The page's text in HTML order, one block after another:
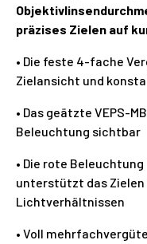
präzises Zielen auf
• Die feste 4-fache
Zielansicht und
• Das geätzte VEPS-
Beleuchtung sichtbar
• Die rote
unterstützt das
Lichtverhältnissen
• Voll